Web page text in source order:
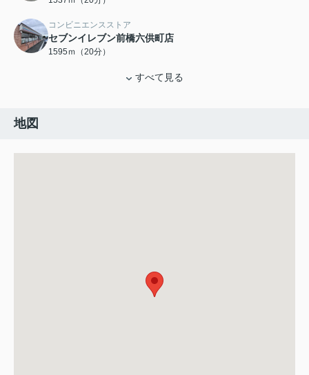
コンビニエンスストア
セブンイレブン前橋六供町店
1595ｍ（20分）
すべて見る
地図